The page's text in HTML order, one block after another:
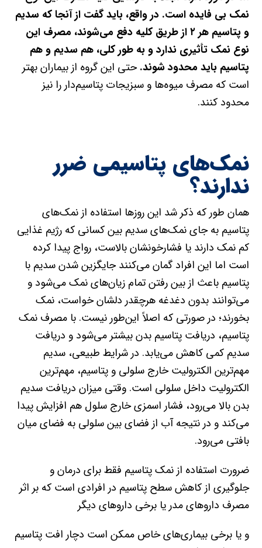
نمک بی فایده است. در واقع، باید گفت از آنجا که سدیم
و پتاسیم هر ۲ از طریق کلیه دفع می‌شوند، مصرف این
نوع نمک تأثیری ندارد و به طور کلی، هم سدیم و هم
پتاسیم باید محدود شوند.حتی این گروه از بیماران بهتر
است که مصرف میوه‌ها و سبزیجات پتاسیم‌دار را نیز
محدود کنند.
نمک‌های پتاسیمی ضرر
ندارند؟
همان طور که ذکر شد این روزها استفاده از نمک‌های
پتاسیم به جای نمک‌های سدیم بین کسانی که رژیم غذایی
کم نمک دارند یا فشارخونشان بالاست، رواج پیدا کرده
است اما این افراد گمان می‌کنند جایگزین شدن سدیم با
پتاسیم باعث از بین رفتن تمام زیان‌های نمک می‌شود و
می‌توانند بدون دغدغه هرچقدر دلشان خواست، نمک
بخورند؛ در صورتی که اصلاً این‌طور نیست. با مصرف نمک
پتاسیم، دریافت پتاسیم بدن بیشتر می‌شود و دریافت
سدیم کمی کاهش می‌یابد. در شرایط طبیعی، سدیم
مهم‌ترین الکترولیت خارج سلولی و پتاسیم، مهم‌ترین
الکترولیت داخل سلولی است. وقتی میزان دریافت سدیم
بدن بالا می‌رود، فشار اسمزی خارج سلول هم افزایش پیدا
می‌کند و در نتیجه آب از فضای بین سلولی به فضای میان
بافتی می‌رود.
ضرورت استفاده از نمک پتاسیم فقط برای درمان و
جلوگیری از کاهش سطح پتاسیم در افرادی است که بر اثر
مصرف داروهای مدر یا برخی داروهای دیگر
و یا برخی بیماری‌های خاص ممکن است دچار افت پتاسیم